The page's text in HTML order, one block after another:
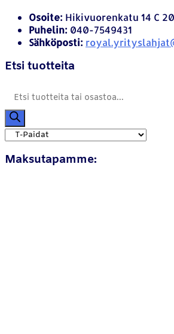
Osoite: Hikivuorenkatu 14 C
Puhelin: 040-7549431
Sähköposti:
Etsi tuotteita
Products
search
Maksutapamme: